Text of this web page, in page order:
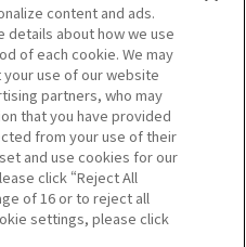
Do Not Sell or Share My
Personal Information
ソーシャルメディアポリシー
お問い合わせ
content and ads.
details about how we use
of each cookie. We may
use of our website
partners, who may
that you have provided
from your use of their
and use cookies for our
click “Reject All
of 16 or to reject all
settings, please click